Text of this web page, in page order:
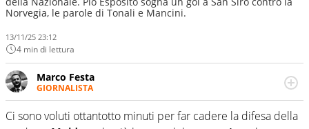
Norvegia, le parole di Tonali e Mancini.
13/11/25 23:12
4 min di lettura
Marco Festa
GIORNALISTA
Frequentatore di stadi ed esperto di calcio, ama
agganciare e far domande a idoli e futuri campioni. Anzi,
spesso precorre gli addetti ai lavori e li scova prima di
Ci sono voluti ottantotto minuti per far cadere la difesa della